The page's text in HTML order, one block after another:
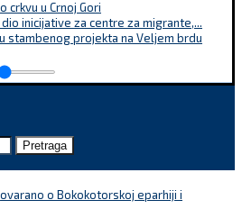
crkvu u Crnoj Gori
dio inicijative za centre za migrante,...
stambenog projekta na Veljem brdu
Pretraga
o Bokokotorskoj eparhiji i